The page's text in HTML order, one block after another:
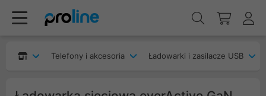
Telefony i akcesoria Ładowarki i zasilacze USB